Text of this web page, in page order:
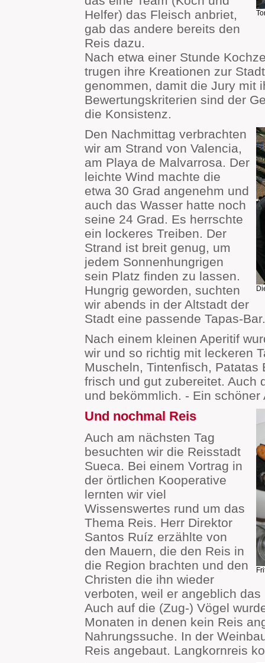
Helfer) das Fleisch anbriet,
gab das andere bereits den
Reis dazu.
Nach etwa einer Stunde
trugen ihre Kreationen zur
genommen, damit die Jury mit
Bewertungskriterien sind der
die Konsistenz.
Den Nachmittag verbrachten
wir am Strand von Valencia,
am Playa de Malvarrosa. Der
leichte Wind machte die
etwa 30 Grad angenehm und
auch das Wasser hatte noch
seine 24 Grad. Es herrschte
ein lockeres Treiben. Der
Strand ist breit genug, um
jedem Sonnenhungrigen
sein Platz finden zu lassen.
Hungrig geworden, suchten
wir abends in der Altstadt der
Stadt eine passende Tapas-Bar.
Nach einem kleinen Aperitif
wir und so richtig mit leckeren
Muscheln, Tintenfisch, Patatas
frisch und gut zubereitet. Auch
und bekömmlich. - Ein schöner
Und nochmal Reis
Auch am nächsten Tag
besuchten wir die Reisstadt
Sueca. Bei einem Vortrag in
der örtlichen Kooperative
lernten wir viel
Wissenswertes rund um das
Thema Reis. Herr Direktor
Santos Ruíz erzählte von
den Mauern, die den Reis in
die Region brachten und den
Christen die ihn wieder
verboten, weil er angeblich
Auch auf die (Zug-) Vögel
Monaten in denen kein Reis
Nahrungssuche. In der
Reis angebaut. Langkornreis